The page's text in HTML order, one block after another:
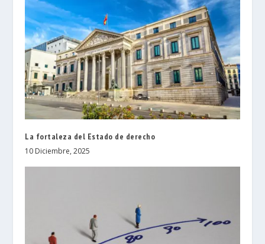
La fortaleza del Estado de derecho
10 Diciembre, 2025